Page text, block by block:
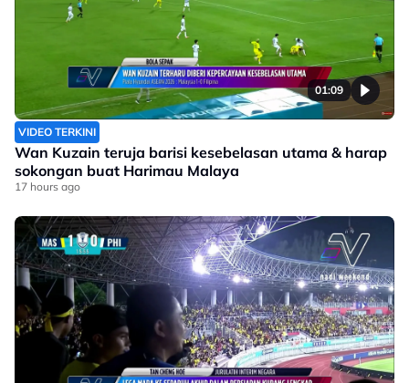
01:09
VIDEO TERKINI
Wan Kuzain teruja barisi kesebelasan utama & harap
sokongan buat Harimau Malaya
17 hours ago